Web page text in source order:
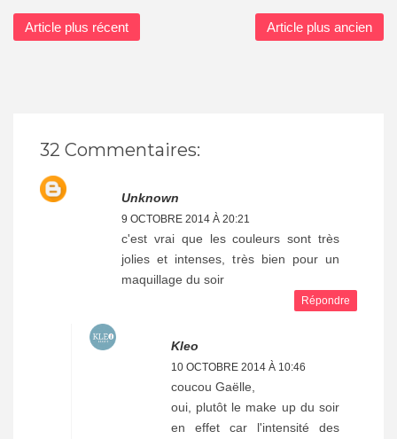
Article plus récent Article plus ancien
32 Commentaires:
Unknown
9 OCTOBRE 2014 À 20:21
c'est vrai que les couleurs sont très
jolies et intenses, très bien pour un
maquillage du soir
Répondre
Kleo
10 OCTOBRE 2014 À 10:46
coucou Gaëlle,
oui, plutôt le make up du soir
en effet car l'intensité des